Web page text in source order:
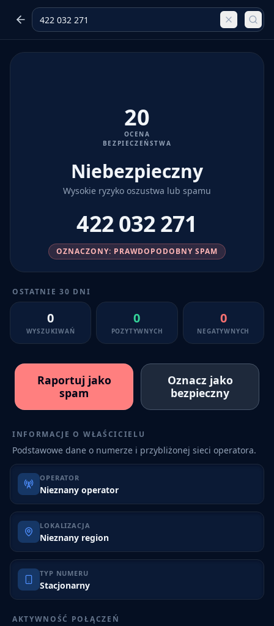
20
OCENA
BEZPIECZEŃSTWA
Niebezpieczny
Wysokie ryzyko oszustwa lub spamu
422 032 271
OZNACZONY: PRAWDOPODOBNY SPAM
OSTATNIE 30 DNI
0
WYSZUKIWAŃ
0
POZYTYWNYCH
0
NEGATYWNYCH
Raportuj jako
spam
Oznacz jako
bezpieczny
INFORMACJE O WŁAŚCICIELU
Podstawowe dane o numerze i przybliżonej sieci operatora.
OPERATOR
Nieznany operator
LOKALIZACJA
Nieznany region
TYP NUMERU
Stacjonarny
AKTYWNOŚĆ POŁĄCZEŃ